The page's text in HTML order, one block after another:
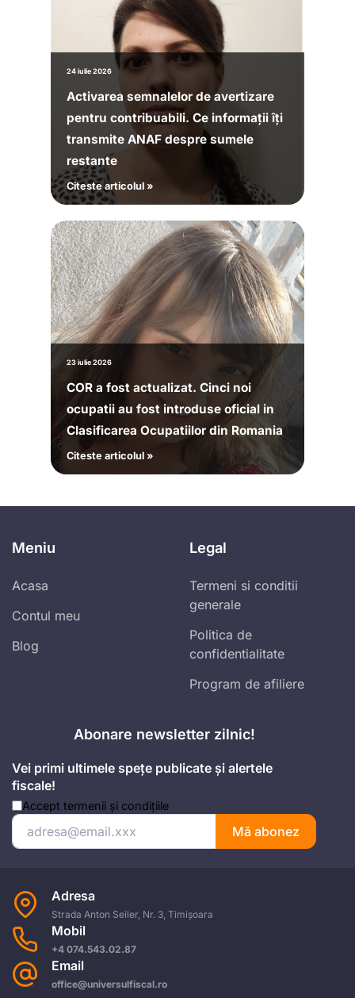
24 iulie 2026
Activarea semnalelor de avertizare
pentru contribuabili. Ce informații îți
transmite ANAF despre sumele
restante
Citeste articolul »
23 iulie 2026
COR a fost actualizat. Cinci noi
ocupatii au fost introduse oficial in
Clasificarea Ocupatiilor din Romania
Citeste articolul »
Meniu
Acasa
Contul meu
Blog
Legal
Termeni si conditii
generale
Politica de
confidentialitate
Program de afiliere
Abonare newsletter zilnic!
Vei primi ultimele spețe publicate și alertele
fiscale!
Accept termenii și condițiile
Mă abonez
Adresa
Strada Anton Seiler, Nr. 3, Timișoara
Mobil
+4 074.543.02.87
Email
office@universulfiscal.ro